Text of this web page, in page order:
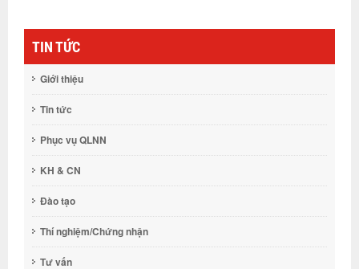
TIN TỨC
Giới thiệu
Tin tức
Phục vụ QLNN
KH & CN
Đào tạo
Thí nghiệm/Chứng nhận
Tư vấn